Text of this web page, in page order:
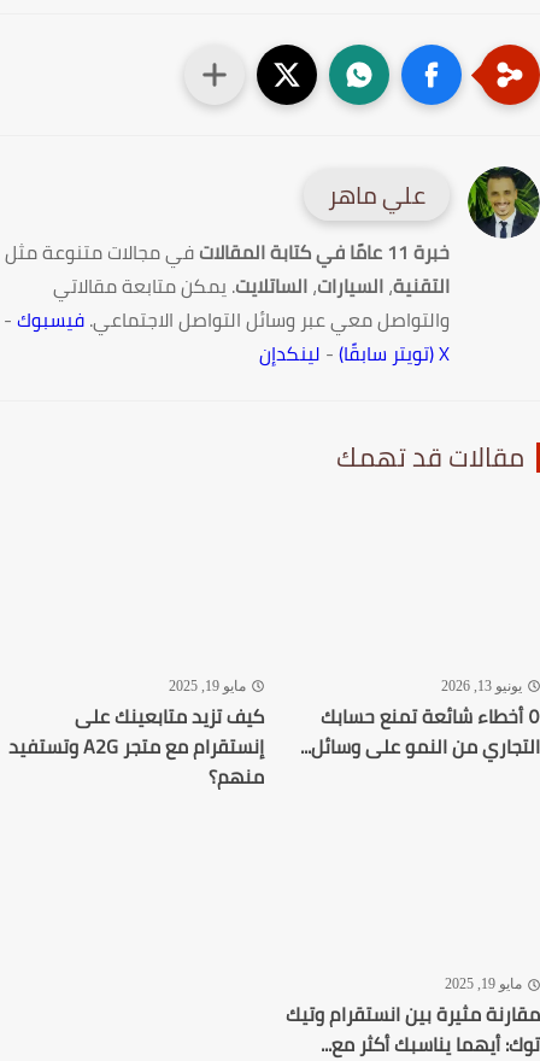
علي ماهر
خبرة 11 عامًا في كتابة المقالات
في مجالات متنوعة مثل
التقنية،السيارات،الساتلايت. يمكن متابعة مقالاتي
والتواصل معي عبر وسائل التواصل الاجتماعي.فيسبوك-
-لينكدإن
قد تهمك
13, 2026
شائعة تمنع حسابك
من النمو على وسائل...
مايو 19, 2025
كيف تزيد متابعينك على
إنستقرام مع متجر A2G وتستفيد
منهم؟
19, 2025
مثيرة بين انستقرام وتيك
أيهما يناسبك أكثر مع...